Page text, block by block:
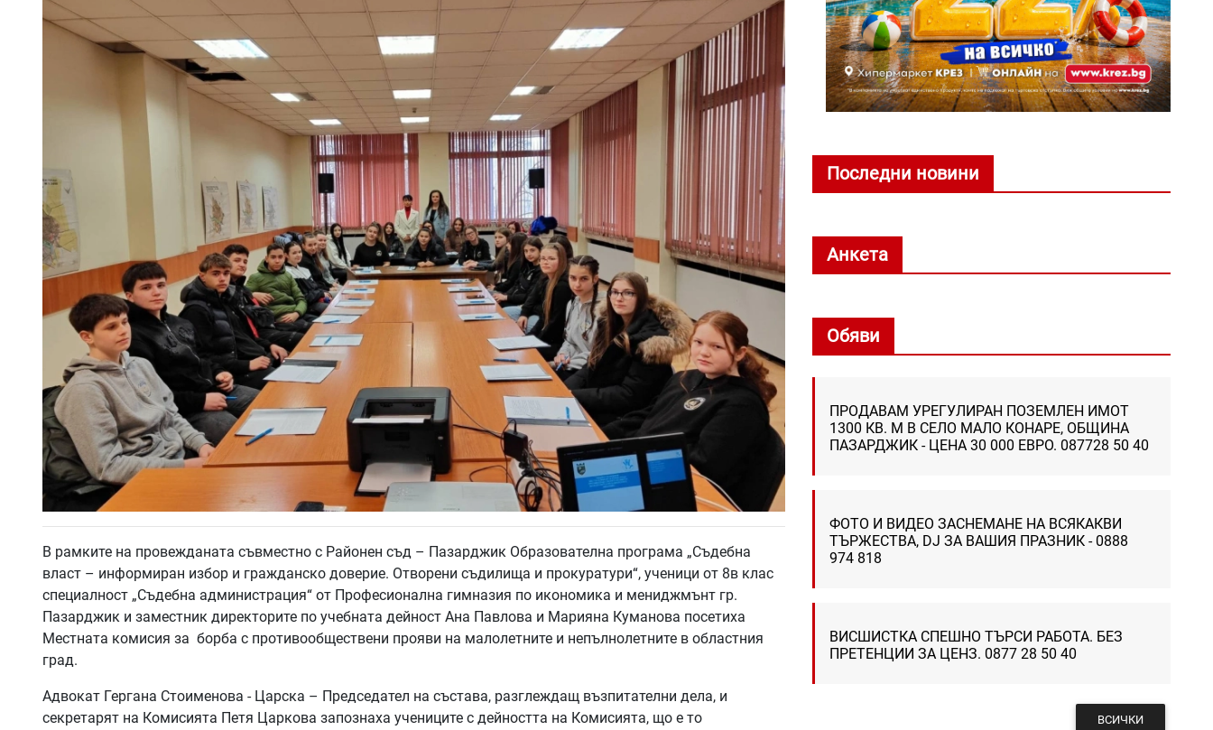
В рамките на провежданата съвместно с Районен съд – Пазарджик Образователна програма „Съдебна
власт – информиран избор и гражданско доверие. Отворени съдилища и прокуратури“, ученици от 8в клас
специалност „Съдебна администрация“ от Професионална гимназия по икономика и мениджмънт гр.
Пазарджик и заместник директорите по учебната дейност Ана Павлова и Марияна Куманова посетиха
Местната комисия за борба с противообществени прояви на малолетните и непълнолетните в областния
град.
Адвокат Гергана Стоименова - Царска – Председател на състава, разглеждащ възпитателни дела, и
секретарят на Комисията Петя Царкова запознаха учениците с дейността на Комисията, що е то
Последни новини
Анкета
Обяви
ПРОДАВАМ УРЕГУЛИРАН ПОЗЕМЛЕН ИМОТ
1300 КВ. М В СЕЛО МАЛО КОНАРЕ, ОБЩИНА
ПАЗАРДЖИК - ЦЕНА 30 000 ЕВРО. 087728 50 40
ФОТО И ВИДЕО ЗАСНЕМАНЕ НА ВСЯКАКВИ
ТЪРЖЕСТВА, DJ ЗА ВАШИЯ ПРАЗНИК - 0888
974 818
ВИСШИСТКА СПЕШНО ТЪРСИ РАБОТА. БЕЗ
ПРЕТЕНЦИИ ЗА ЦЕНЗ. 0877 28 50 40
ВСИЧКИ